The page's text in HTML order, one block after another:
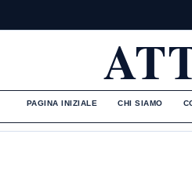
PAGINA INIZIALE CHI SIAMO